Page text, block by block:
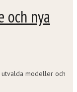
och nya
modeller och